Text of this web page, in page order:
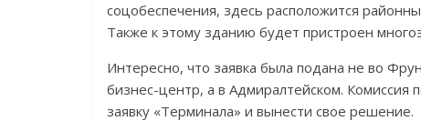
соцобеспечения, здесь расположится
Также к этому зданию будет пристроен
Интересно, что заявка была подана не во
бизнес-центр, а в Адмиралтейском. Комиссия
заявку «Терминала» и вынести свое решение.